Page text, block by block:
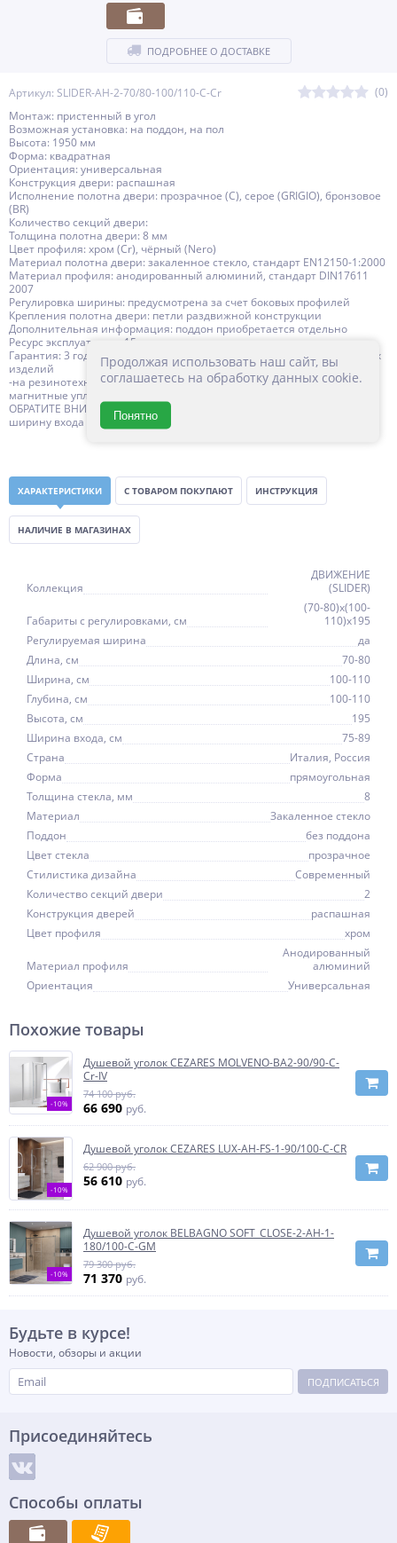
Артикул: SLIDER-AH-2-70/80-100/110-C-Cr
(0)
Монтаж: пристенный в угол
Возможная установка: на поддон, на пол
Высота: 1950 мм
Форма: квадратная
Ориентация: универсальная
Конструкция двери: распашная
Исполнение полотна двери: прозрачное (C), серое (GRIGIO), бронзовое
(BR)
Количество секций двери:
Толщина полотна двери: 8 мм
Цвет профиля: хром (Сr), чёрный (Nero)
Материал полотна двери: закаленное стекло, стандарт EN12150-1:2000
Материал профиля: анодированный алюминий, стандарт DIN17611
2007
Регулировка ширины: предусмотрена за счет боковых профилей
Крепления полотна двери: петли раздвижной конструкции
Дополнительная информация: поддон приобретается отдельно
Ресурс эксплуатации: 15 лет
Гарантия: 3 года с даты продажи, за исключением резинотехнических
изделий
-на резинотехнические изделия (силиконовые уплотнители,
магнитные уплотнители, ) 1 год с даты продажи
ОБРАТИТЕ ВНИМАНИЕ: конструкция петли позволяет регулировать
ширину входа душевого ограждения в диапазоне 10 см.
ПОДРОБНЕЕ О ДОСТАВКЕ
ХАРАКТЕРИСТИКИ С ТОВАРОМ ПОКУПАЮТ ИНСТРУКЦИЯ
НАЛИЧИЕ В МАГАЗИНАХ
Коллекция
ДВИЖЕНИЕ
(SLIDER)
Габариты с регулировками, см
(70-80)x(100-
110)x195
Регулируемая ширина
да
Длина, см
70-80
Ширина, см
100-110
Глубина, см
100-110
Высота, см
195
Ширина входа, см
75-89
Страна
Италия, Россия
Форма
прямоугольная
Толщина стекла, мм
8
Материал
Закаленное стекло
Поддон
без поддона
Цвет стекла
прозрачное
Стилистика дизайна
Современный
Количество секций двери
2
Конструкция дверей
распашная
Цвет профиля
хром
Материал профиля
Анодированный
алюминий
Ориентация
Универсальная
Похожие товары
-10%
Душевой уголок CEZARES MOLVENO-BA2-90/90-C-
Cr-IV
74 100 руб.
66 690 руб.
-10%
Душевой уголок CEZARES LUX-AH-FS-1-90/100-C-CR
62 900 руб.
56 610 руб.
-10%
Душевой уголок BELBAGNO SOFT_CLOSE-2-AH-1-
180/100-C-GM
79 300 руб.
71 370 руб.
Будьте в курсе!
Новости, обзоры и акции
ПОДПИСАТЬСЯ
Присоединяйтесь
Способы оплаты
Продолжая использовать наш сайт, вы
соглашаетесь на обработку данных cookie.
Понятно